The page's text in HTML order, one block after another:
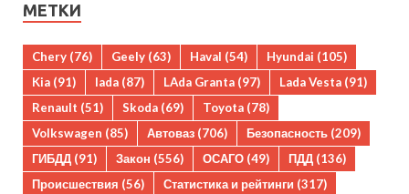
МЕТКИ
Chery (76) Geely (63) Haval (54) Hyundai (105)
Kia (91) lada (87) LAda Granta (97) Lada Vesta (91)
Renault (51) Skoda (69) Toyota (78)
Volkswagen (85) Автоваз (706) Безопасность (209)
ГИБДД (91) Закон (556) ОСАГО (49) ПДД (136)
Происшествия (56) Статистика и рейтинги (317)